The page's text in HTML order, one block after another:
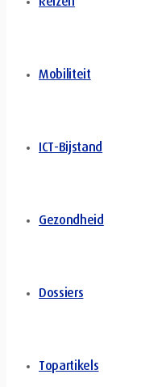
Mobiliteit
ICT-Bijstand
Gezondheid
Dossiers
Topartikels